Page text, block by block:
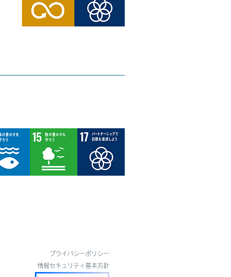
​プライバシーポリシー
​情報セキュリティ基本方針